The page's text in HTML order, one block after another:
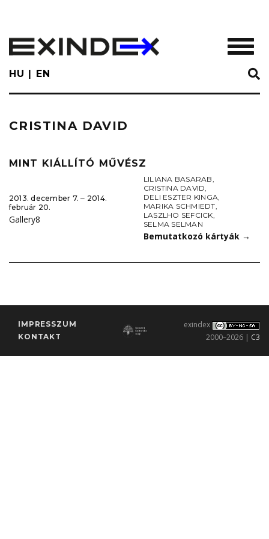
main
content
HU EN
CRISTINA DAVID
MINT KIÁLLÍTÓ MŰVÉSZ
2013. december 7. ‒ 2014.
február 20.
Gallery8
LILIANA BASARAB,
CRISTINA DAVID,
DELI ESZTER KINGA,
MARIKA SCHMIEDT,
LASZLHO SEFCICK,
SELMA SELMAN
Bemutatkozó kártyák →
IMPRESSZUM
KONTAKT
exindex
2000–2026 | C3